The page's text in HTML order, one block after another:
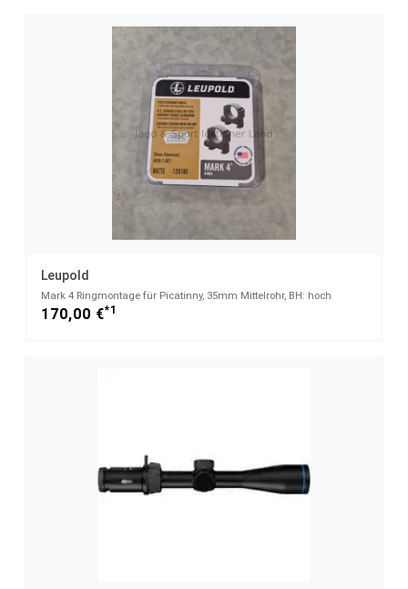
Leupold
Mark 4 Ringmontage für Picatinny, 35mm Mittelrohr, BH: hoch
170,00 €*1